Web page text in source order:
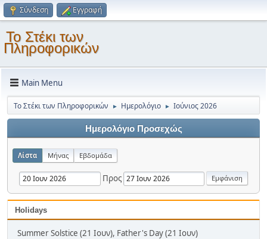
Σύνδεση Εγγραφή
Το Στέκι των
Πληροφορικών
Main Menu
Το Στέκι των Πληροφορικών ► Ημερολόγιο ► Ιούνιος 2026
Ημερολόγιο Προσεχώς
Λίστα Μήνας Εβδομάδα
Προς
Holidays
Summer Solstice (21 Ιουν), Father's Day (21 Ιουν)